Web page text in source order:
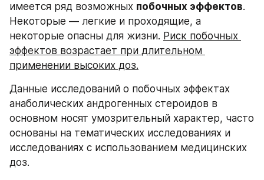
имеется ряд возможных побочных эффектов.
Некоторые — легкие и проходящие, а
некоторые опасны для жизни. Риск побочных
эффектов возрастает при длительном
применении высоких доз.
Данные исследований о побочных эффектах
анаболических андрогенных стероидов в
основном носят умозрительный характер, часто
основаны на тематических исследованиях и
исследованиях с использованием медицинских
доз.